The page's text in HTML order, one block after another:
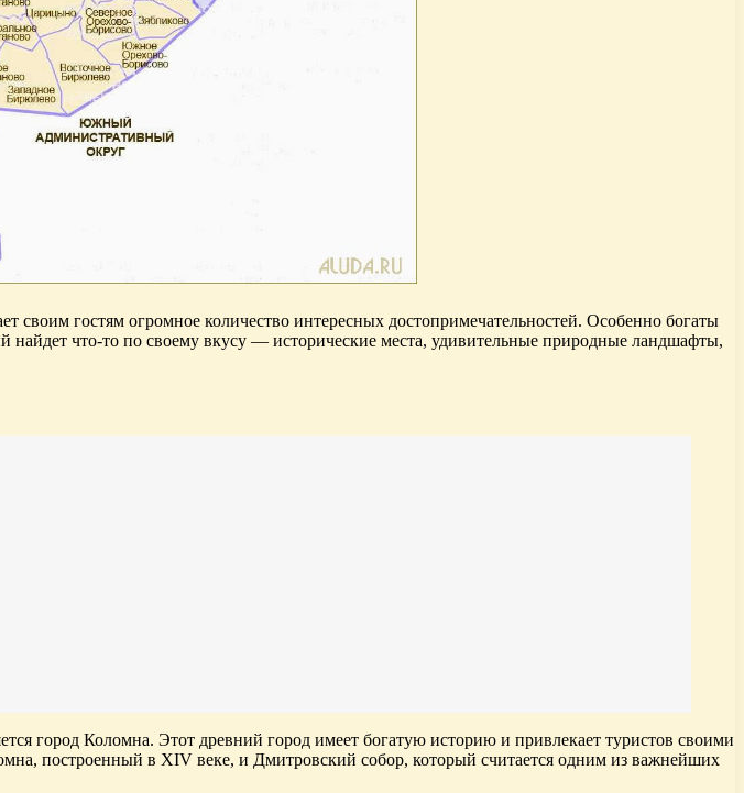
своим гостям огромное количество интересных достопримечательностей. Особенно богаты
что-то по своему вкусу — исторические места, удивительные природные ландшафты,
город Коломна. Этот древний город имеет богатую историю и привлекает туристов своими
построенный в XIV веке, и Дмитровский собор, который считается одним из важнейших